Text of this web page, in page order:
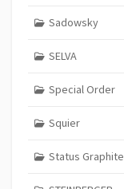
Sadowsky
SELVA
Special Order
Squier
Status Graphite